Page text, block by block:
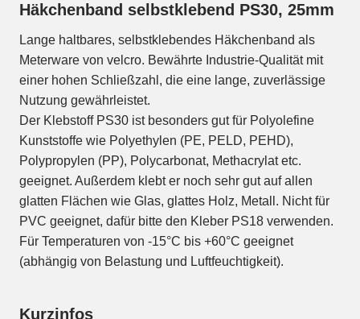
Häkchenband selbstklebend PS30, 25mm
Lange haltbares, selbstklebendes Häkchenband als
Meterware von velcro. Bewährte Industrie-Qualität mit
einer hohen Schließzahl, die eine lange, zuverlässige
Nutzung gewährleistet.
Der Klebstoff PS30 ist besonders gut für Polyolefine
Kunststoffe wie Polyethylen (PE, PELD, PEHD),
Polypropylen (PP), Polycarbonat, Methacrylat etc.
geeignet. Außerdem klebt er noch sehr gut auf allen
glatten Flächen wie Glas, glattes Holz, Metall. Nicht für
PVC geeignet, dafür bitte den Kleber PS18 verwenden.
Für Temperaturen von -15°C bis +60°C geeignet
(abhängig von Belastung und Luftfeuchtigkeit).
Kurzinfos